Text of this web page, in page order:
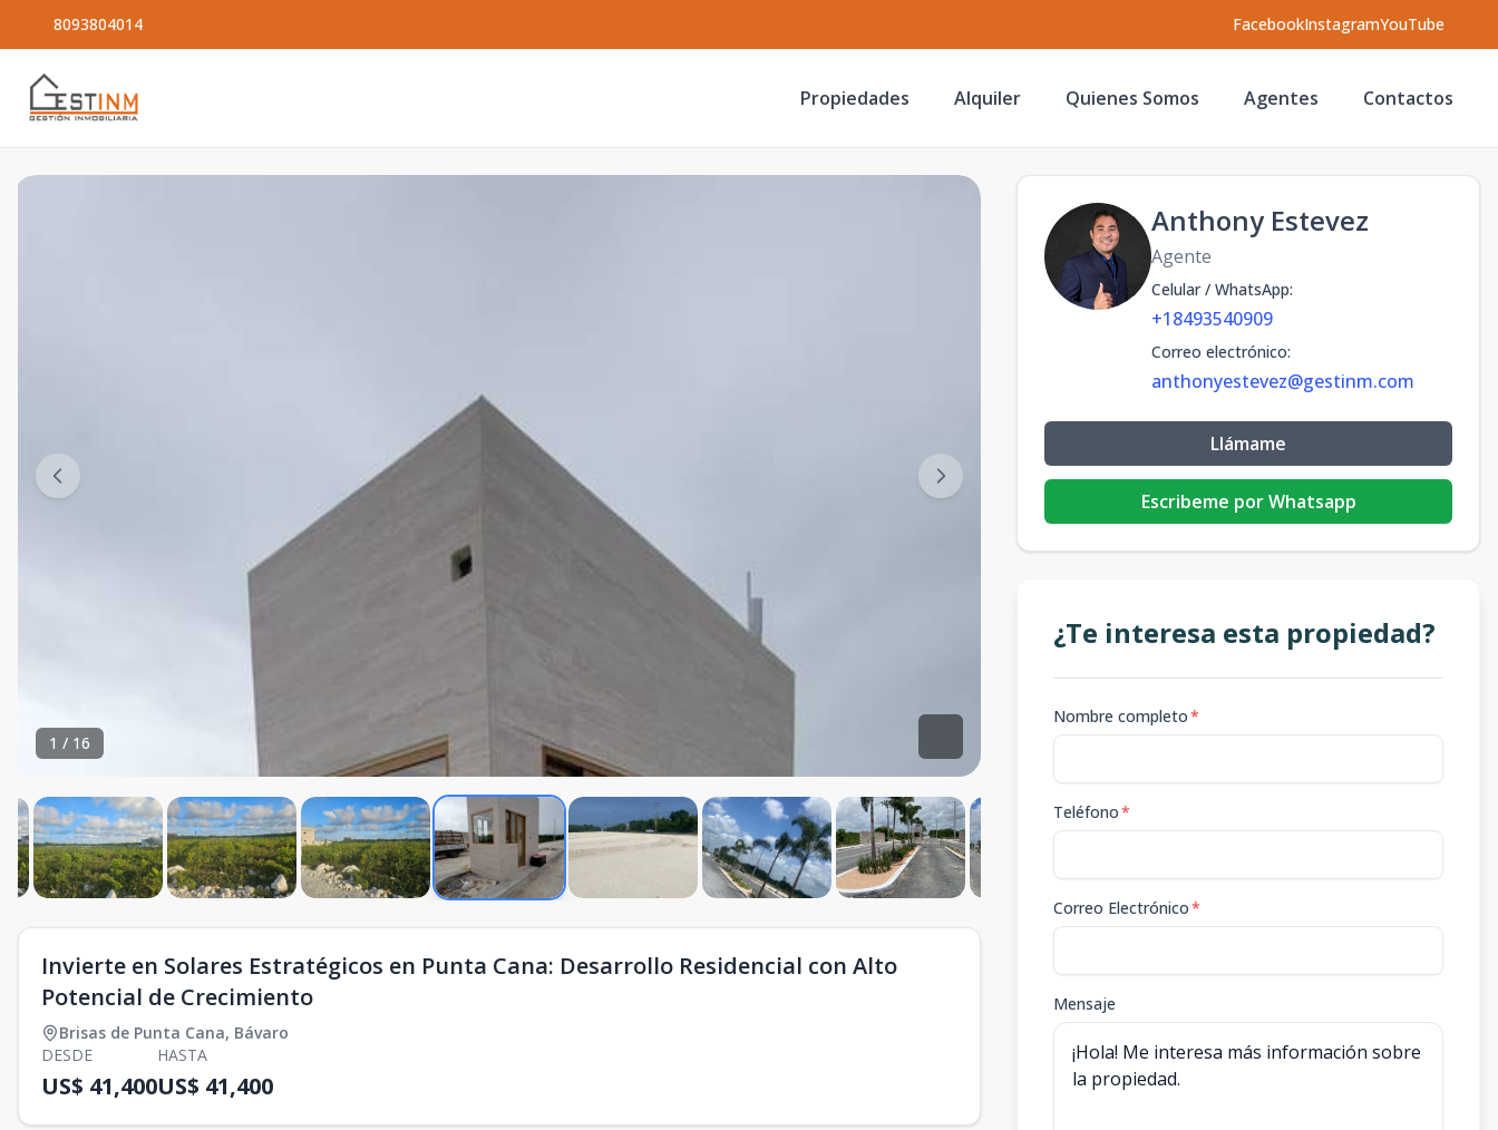
8093804014 FacebookInstagramYouTube
Propiedades Alquiler Quienes Somos Agentes Contactos
1 / 16
Invierte en Solares Estratégicos en Punta Cana: Desarrollo Residencial con Alto
Potencial de Crecimiento
Brisas de Punta Cana, Bávaro
DESDE
US$ 41,400
HASTA
US$ 41,400
Anthony Estevez
Agente
Celular / WhatsApp:
+18493540909
Correo electrónico:
anthonyestevez@gestinm.com
Llámame
Escribeme por Whatsapp
¿Te interesa esta propiedad?
Nombre completo*
Teléfono*
Correo Electrónico*
Mensaje